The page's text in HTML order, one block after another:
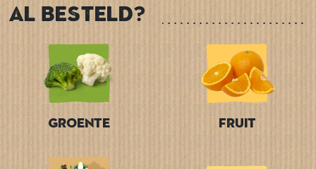
Al besteld?
Groente Fruit